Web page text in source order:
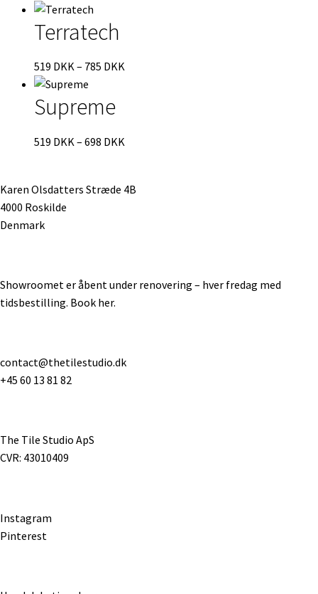
Terratech
519 DKK– 785 DKK
Supreme
519 DKK – 698 DKK
698 DKK
Karen Olsdatters Stræde 4B
4000 Roskilde
Denmark
Showroomet er åbent under renovering – hver fredag med
tidsbestilling. Book her.
contact@thetilestudio.dk
+45 60 13 81 82
The Tile Studio ApS
CVR: 43010409
Instagram
Pinterest